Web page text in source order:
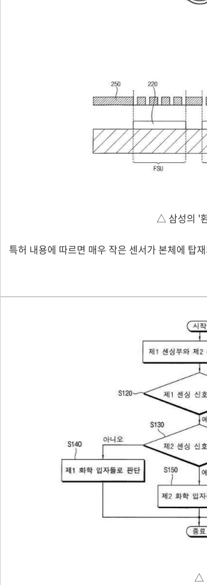
△ 삼성의 '
특허 내용에 따르면 매우 작은 센서가 본체에 탑
△